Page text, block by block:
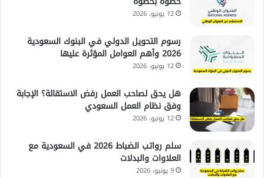
12 يونيو، 2026
رسوم التحويل الدولي في البنوك السعودية
2026 وأهم العوامل المؤثرة عليها
12 يونيو، 2026
هل يحق لصاحب العمل رفض الاستقالة؟ الإجابة
وفق نظام العمل السعودي
12 يونيو، 2026
سلم رواتب الضباط 2026 في السعودية مع
العلاوات والبدلات
9 يونيو، 2026